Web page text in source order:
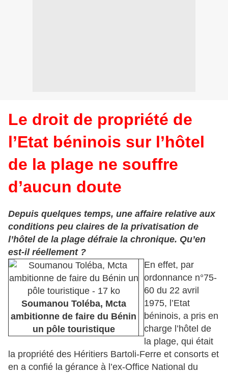
Le droit de propriété de
l’Etat béninois sur l’hôtel
de la plage ne souffre
d’aucun doute
Depuis quelques temps, une affaire relative aux
conditions peu claires de la privatisation de
l’hôtel de la plage défraie la chronique. Qu’en
est-il réellement ?
Soumanou Toléba, Mcta
ambitionne de faire du Bénin
un pôle touristique
En effet, par
ordonnance n°75-
60 du 22 avril
1975, l’Etat
béninois, a pris en
charge l’hôtel de
la plage, qui était
la propriété des Héritiers Bartoli-Ferre et consorts et
en a confié la gérance à l’ex-Office National du